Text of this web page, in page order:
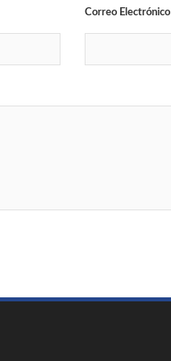
Correo Electrónico